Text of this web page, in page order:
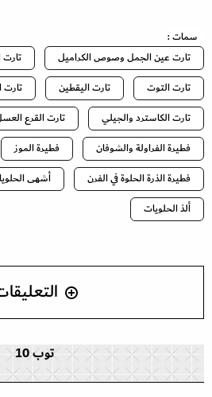
سمات :
تارت عين الجمل وصوص الكراميل
تارت
تارت التوت
تارت اليقطين
تارت
تارت الكاسترد والجيلي
تارت القرع
فطيرة الفراولة والشوفان
فطيرة الموز
فطيرة الذرة الحلوة في الفرن
أشهى
ألذ الحلويات
توب 10